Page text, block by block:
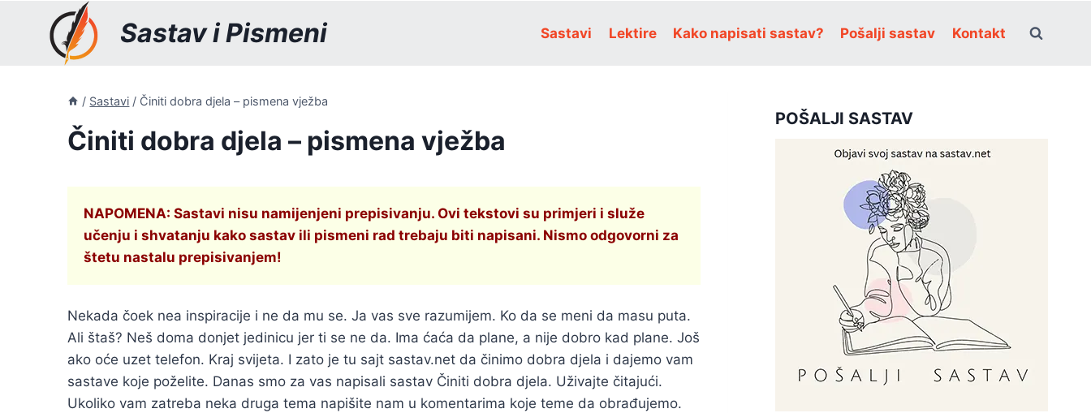
Sastav i Pismeni Sastavi Lektire Kako napisati sastav? Pošalji sastav Kontakt
/ Sastavi / Činiti dobra djela – pismena vježba
Činiti dobra djela – pismena vježba
NAPOMENA: Sastavi nisu namijenjeni prepisivanju. Ovi tekstovi su primjeri i služe
učenju i shvatanju kako sastav ili pismeni rad trebaju biti napisani. Nismo odgovorni za
štetu nastalu prepisivanjem!
Nekada čoek nea inspiracije i ne da mu se. Ja vas sve razumijem. Ko da se meni da masu puta.
Ali štaš? Neš doma donjet jedinicu jer ti se ne da. Ima ćaća da plane, a nije dobro kad plane. Još
ako oće uzet telefon. Kraj svijeta. I zato je tu sajt sastav.net da činimo dobra djela i dajemo vam
sastave koje poželite. Danas smo za vas napisali sastav Činiti dobra djela. Uživajte čitajući.
Ukoliko vam zatreba neka druga tema napišite nam u komentarima koje teme da obrađujemo.
POŠALJI SASTAV